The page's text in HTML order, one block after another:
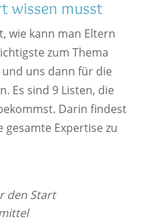
wissen musst
wie kann man Eltern
zum Thema
uns dann für die
Es sind 9 Listen, die
Darin findest
gesamte Expertise zu
den Start